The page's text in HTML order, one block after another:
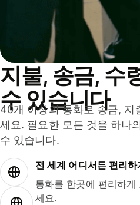
지불, 송금, 수
수 있습니다
40개 이상의 통화로 송금, 지
세요. 필요한 모든 것을 하나
수 있습니다.
전 세계 어디서든 편리
통화를 한곳에 편리하
세요.